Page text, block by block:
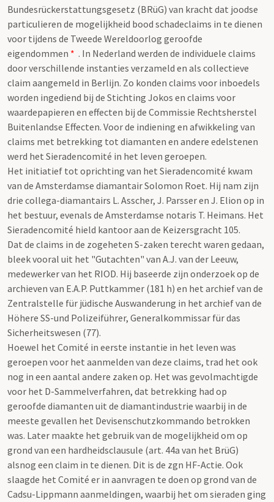
Bundesrückerstattungsgesetz (BRüG) van kracht dat joodse
particulieren de mogelijkheid bood schadeclaims in te dienen
voor tijdens de Tweede Wereldoorlog geroofde
eigendommen * . In Nederland werden de individuele claims
door verschillende instanties verzameld en als collectieve
claim aangemeld in Berlijn. Zo konden claims voor inboedels
worden ingediend bij de Stichting Jokos en claims voor
waardepapieren en effecten bij de Commissie Rechtsherstel
Buitenlandse Effecten. Voor de indiening en afwikkeling van
claims met betrekking tot diamanten en andere edelstenen
werd het Sieradencomité in het leven geroepen.
Het initiatief tot oprichting van het Sieradencomité kwam
van de Amsterdamse diamantair Solomon Roet. Hij nam zijn
drie collega-diamantairs L. Asscher, J. Parsser en J. Elion op in
het bestuur, evenals de Amsterdamse notaris T. Heimans. Het
Sieradencomité hield kantoor aan de Keizersgracht 105.
Dat de claims in de zogeheten S-zaken terecht waren gedaan,
bleek vooral uit het "Gutachten" van A.J. van der Leeuw,
medewerker van het RIOD. Hij baseerde zijn onderzoek op de
archieven van E.A.P. Puttkammer (181 h) en het archief van de
Zentralstelle für jüdische Auswanderung in het archief van de
Höhere SS-und Polizeiführer, Generalkommissar für das
Sicherheitswesen (77).
Hoewel het Comité in eerste instantie in het leven was
geroepen voor het aanmelden van deze claims, trad het ook
nog in een aantal andere zaken op. Het was gevolmachtigde
voor het D-Sammelverfahren, dat betrekking had op
geroofde diamanten uit de diamantindustrie waarbij in de
meeste gevallen het Devisenschutzkommando betrokken
was. Later maakte het gebruik van de mogelijkheid om op
grond van een hardheidsclausule (art. 44a van het BrüG)
alsnog een claim in te dienen. Dit is de zgn HF-Actie. Ook
slaagde het Comité er in aanvragen te doen op grond van de
Cadsu-Lippmann aanmeldingen, waarbij het om sieraden ging